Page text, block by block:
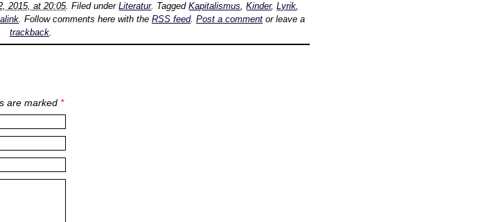
2015, at 20:05. Filed underLiteratur. TaggedKapitalismus,Kinder,Lyrik,
. Follow comments here with the RSS feed. Post a commentor leave a
trackback.
are marked *